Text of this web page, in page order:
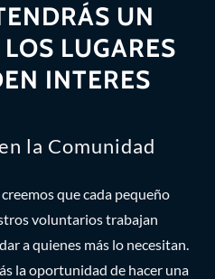
UN
LUGARES
INTERES
la Comunidad
que cada pequeño
voluntarios trabajan
a quienes más lo necesitan.
la oportunidad de hacer una